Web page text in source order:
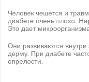
Человек чешется и
диабете очень плохо.
Это дает
Они развиваются
дерму. При диабете
опрелости.